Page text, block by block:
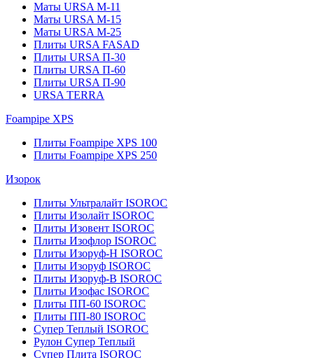
Маты URSA М-11
Маты URSA М-15
Маты URSA М-25
Плиты URSA FASAD
Плиты URSA П-30
Плиты URSA П-60
Плиты URSA П-90
URSA TERRA
Foampipe XPS
Плиты Foampipe XPS 100
Плиты Foampipe XPS 250
Изорок
Плиты Ультралайт ISOROC
Плиты Изолайт ISOROC
Плиты Изовент ISOROC
Плиты Изофлор ISOROC
Плиты Изоруф-Н ISOROC
Плиты Изоруф ISOROC
Плиты Изоруф-В ISOROC
Плиты Изофас ISOROC
Плиты ПП-60 ISOROC
Плиты ПП-80 ISOROC
Супер Теплый ISOROC
Рулон Супер Теплый
Супер Плита ISOROC